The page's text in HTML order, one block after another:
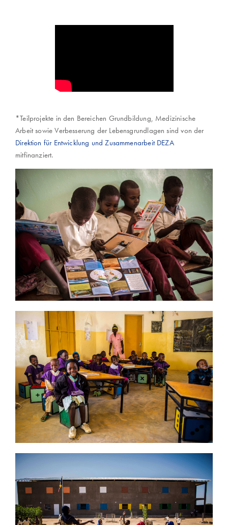
*Teilprojekte in den Bereichen Grundbildung, Medizinische
Arbeit sowie Verbesserung der Lebensgrundlagen sind von der
Direktion für Entwicklung und Zusammenarbeit DEZA
mitfinanziert.